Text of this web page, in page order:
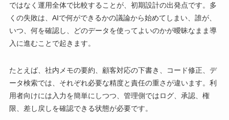
ではなく運用全体で比較することが、初期設計の出発点です。多
くの失敗は、AIで何ができるかの議論から始めてしまい、誰が、
いつ、何を確認し、どのデータを使ってよいのかが曖昧なまま導
入に進むことで起きます。
たとえば、社内メモの要約、顧客対応の下書き、コード修正、デ
ータ検索では、それぞれ必要な精度と責任の重さが違います。利
用者向けには入力を簡単にしつつ、管理側ではログ、承認、権
限、差し戻しを確認できる状態が必要です。